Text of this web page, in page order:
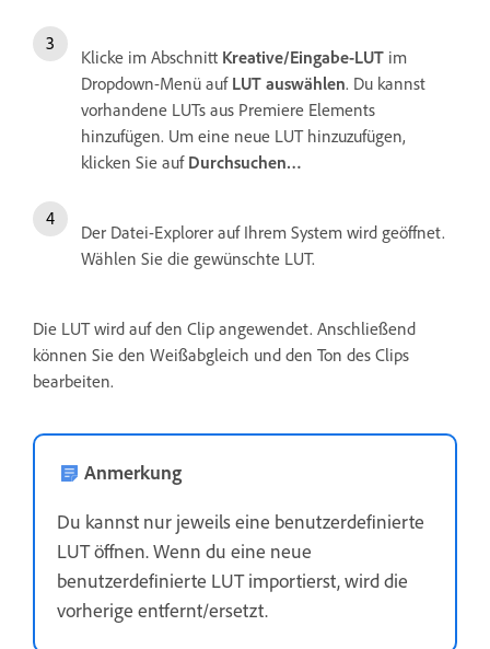
Klicke im Abschnitt Kreative/Eingabe-LUT im
Dropdown-Menü auf LUT auswählen. Du kannst
vorhandene LUTs aus Premiere Elements
hinzufügen. Um eine neue LUT hinzuzufügen,
klicken Sie auf Durchsuchen…
Der Datei-Explorer auf Ihrem System wird geöffnet.
Wählen Sie die gewünschte LUT.
Die LUT wird auf den Clip angewendet. Anschließend
können Sie den Weißabgleich und den Ton des Clips
bearbeiten.
Anmerkung
Du kannst nur jeweils eine benutzerdefinierte
LUT öffnen. Wenn du eine neue
benutzerdefinierte LUT importierst, wird die
vorherige entfernt/ersetzt.